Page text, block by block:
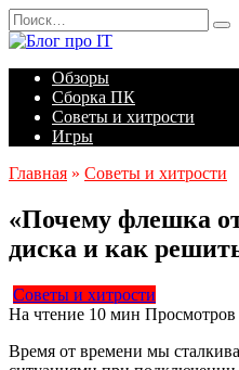
Перейти
к
содержанию
Search
for:
Обзоры
Сборка ПК
Советы и хитрости
Игры
Главная » Советы и хитрости
«Почему флешка
диска и как
Советы и хитрости
На чтение 10 мин Просмотров
Время от времени мы